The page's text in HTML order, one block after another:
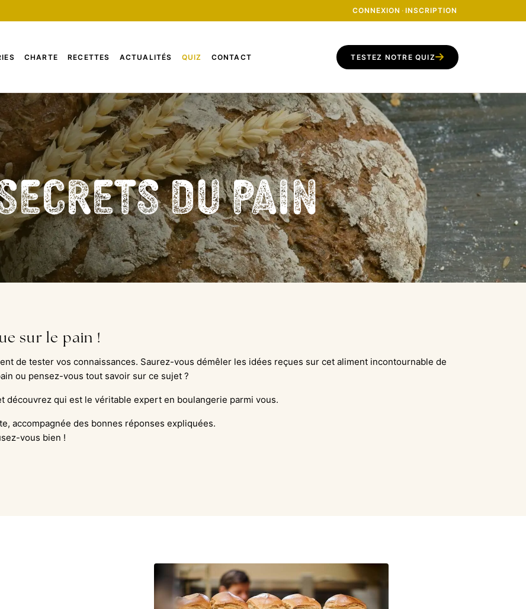
CONNEXION · INSCRIPTION
CHARTE RECETTES ACTUALITÉS QUIZ CONTACT TESTEZ NOTRE QUIZ
du Pain
sur le pain !
de tester vos connaissances. Saurez-vous démêler les idées reçues sur cet aliment incontournable de
ou pensez-vous tout savoir sur ce sujet ?
découvrez qui est le véritable expert en boulangerie parmi vous.
accompagnée des bonnes réponses expliquées.
vous bien !